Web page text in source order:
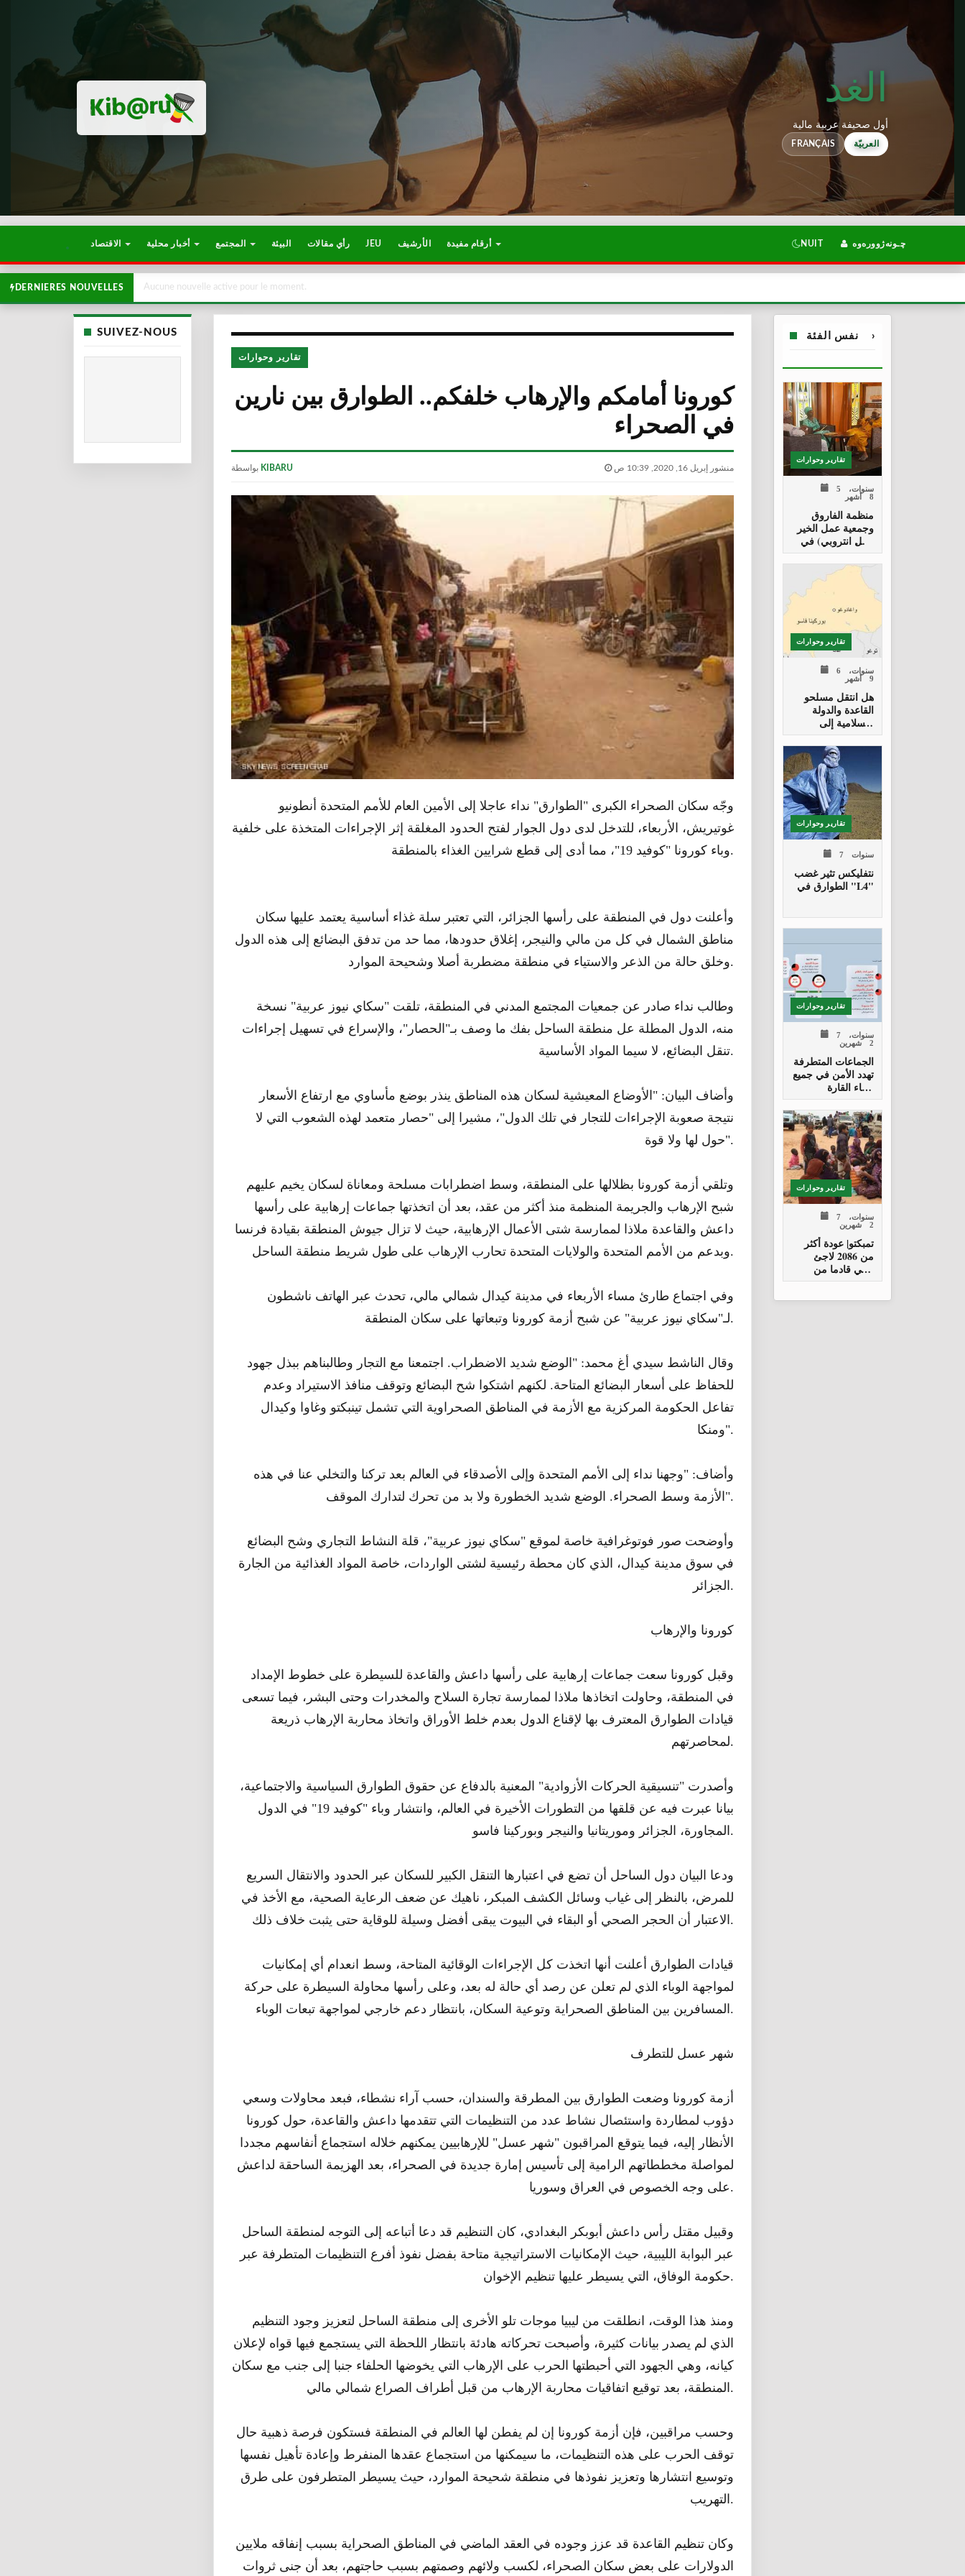
الغد
أول صحيفة عربية مالية
FRANÇAIS العربيّة
البيئة رأي مقالات JEU الأرشيف NUIT چـونەژوورەوە
DERNIERES NOUVELLES Aucune nouvelle active pour le moment.
SUIVEZ-NOUS
تقارير وحوارات
كورونا أمامكم والإرهاب خلفكم.. الطوارق بين نارين
في الصحراء
KIBARU منشور إبريل 16, 2020, 10:39 ص
وجّه سكان الصحراء الكبرى "الطوارق" نداء عاجلا إلى الأمين العام للأمم المتحدة أنطونيو
غوتيريش، الأربعاء، للتدخل لدى دول الجوار لفتح الحدود المغلقة إثر الإجراءات المتخذة على خلفية
وباء كورونا "كوفيد 19"، مما أدى إلى قطع شرايين الغذاء بالمنطقة.
وأعلنت دول في المنطقة على رأسها الجزائر، التي تعتبر سلة غذاء أساسية يعتمد عليها سكان
مناطق الشمال في كل من مالي والنيجر، إغلاق حدودها، مما حد من تدفق البضائع إلى هذه الدول
وخلق حالة من الذعر والاستياء في منطقة مضطربة أصلا وشحيحة الموارد.
وطالب نداء صادر عن جمعيات المجتمع المدني في المنطقة، تلقت "سكاي نيوز عربية" نسخة
منه، الدول المطلة عل منطقة الساحل بفك ما وصف بـ"الحصار"، والإسراع في تسهيل إجراءات
تنقل البضائع، لا سيما المواد الأساسية.
وأضاف البيان: "الأوضاع المعيشية لسكان هذه المناطق ينذر بوضع مأساوي مع ارتفاع الأسعار
نتيجة صعوبة الإجراءات للتجار في تلك الدول"، مشيرا إلى "حصار متعمد لهذه الشعوب التي لا
حول لها ولا قوة".
وتلقي أزمة كورونا بظلالها على المنطقة، وسط اضطرابات مسلحة ومعاناة لسكان يخيم عليهم
شبح الإرهاب والجريمة المنظمة منذ أكثر من عقد، بعد أن اتخذتها جماعات إرهابية على رأسها
داعش والقاعدة ملاذا لممارسة شتى الأعمال الإرهابية، حيث لا تزال جيوش المنطقة بقيادة فرنسا
وبدعم من الأمم المتحدة والولايات المتحدة تحارب الإرهاب على طول شريط منطقة الساحل.
وفي اجتماع طارئ مساء الأربعاء في مدينة كيدال شمالي مالي، تحدث عبر الهاتف ناشطون
لـ"سكاي نيوز عربية" عن شبح أزمة كورونا وتبعاتها على سكان المنطقة.
وقال الناشط سيدي أغ محمد: "الوضع شديد الاضطراب. اجتمعنا مع التجار وطالبناهم ببذل جهود
للحفاظ على أسعار البضائع المتاحة. لكنهم اشتكوا شح البضائع وتوقف منافذ الاستيراد وعدم
تفاعل الحكومة المركزية مع الأزمة في المناطق الصحراوية التي تشمل تينبكتو وغاوا وكيدال
ومنكا".
وأضاف: "وجهنا نداء إلى الأمم المتحدة وإلى الأصدقاء في العالم بعد تركنا والتخلي عنا في هذه
الأزمة وسط الصحراء. الوضع شديد الخطورة ولا بد من تحرك لتدارك الموقف".
وأوضحت صور فوتوغرافية خاصة لموقع "سكاي نيوز عربية"، قلة النشاط التجاري وشح البضائع
في سوق مدينة كيدال، الذي كان محطة رئيسية لشتى الواردات، خاصة المواد الغذائية من الجارة
الجزائر.
كورونا والإرهاب
وقبل كورونا سعت جماعات إرهابية على رأسها داعش والقاعدة للسيطرة على خطوط الإمداد
في المنطقة، وحاولت اتخاذها ملاذا لممارسة تجارة السلاح والمخدرات وحتى البشر، فيما تسعى
قيادات الطوارق المعترف بها لإقناع الدول بعدم خلط الأوراق واتخاذ محاربة الإرهاب ذريعة
لمحاصرتهم.
وأصدرت "تنسيقية الحركات الأزوادية" المعنية بالدفاع عن حقوق الطوارق السياسية والاجتماعية،
بيانا عبرت فيه عن قلقها من التطورات الأخيرة في العالم، وانتشار وباء "كوفيد 19" في الدول
المجاورة، الجزائر وموريتانيا والنيجر وبوركينا فاسو.
ودعا البيان دول الساحل أن تضع في اعتبارها التنقل الكبير للسكان عبر الحدود والانتقال السريع
للمرض، بالنظر إلى غياب وسائل الكشف المبكر، ناهيك عن ضعف الرعاية الصحية، مع الأخذ في
الاعتبار أن الحجر الصحي أو البقاء في البيوت يبقى أفضل وسيلة للوقاية حتى يثبت خلاف ذلك.
قيادات الطوارق أعلنت أنها اتخذت كل الإجراءات الوقائية المتاحة، وسط انعدام أي إمكانيات
لمواجهة الوباء الذي لم تعلن عن رصد أي حالة له بعد، وعلى رأسها محاولة السيطرة على حركة
المسافرين بين المناطق الصحراية وتوعية السكان، بانتظار دعم خارجي لمواجهة تبعات الوباء.
شهر عسل للتطرف
أزمة كورونا وضعت الطوارق بين المطرقة والسندان، حسب آراء نشطاء، فبعد محاولات وسعي
دؤوب لمطاردة واستئصال نشاط عدد من التنظيمات التي تتقدمها داعش والقاعدة، حول كورونا
الأنظار إليه، فيما يتوقع المراقبون "شهر عسل" للإرهابيين يمكنهم خلاله استجماع أنفاسهم مجددا
لمواصلة مخططاتهم الرامية إلى تأسيس إمارة جديدة في الصحراء، بعد الهزيمة الساحقة لداعش
على وجه الخصوص في العراق وسوريا.
وقبيل مقتل رأس داعش أبوبكر البغدادي، كان التنظيم قد دعا أتباعه إلى التوجه لمنطقة الساحل
عبر البوابة الليبية، حيث الإمكانيات الاستراتيجية متاحة بفضل نفوذ أفرع التنظيمات المتطرفة عبر
حكومة الوفاق، التي يسيطر عليها تنظيم الإخوان.
ومنذ هذا الوقت، انطلقت من ليبيا موجات تلو الأخرى إلى منطقة الساحل لتعزيز وجود التنظيم
الذي لم يصدر بيانات كثيرة، وأصبحت تحركاته هادئة بانتظار اللحظة التي يستجمع فيها قواه لإعلان
كيانه، وهي الجهود التي أحبطتها الحرب على الإرهاب التي يخوضها الحلفاء جنبا إلى جنب مع سكان
المنطقة، بعد توقيع اتفاقيات محاربة الإرهاب من قبل أطراف الصراع شمالي مالي.
وحسب مراقبين، فإن أزمة كورونا إن لم يفطن لها العالم في المنطقة فستكون فرصة ذهبية حال
توقف الحرب على هذه التنظيمات، ما سيمكنها من استجماع عقدها المنفرط وإعادة تأهيل نفسها
وتوسيع انتشارها وتعزيز نفوذها في منطقة شحيحة الموارد، حيث يسيطر المتطرفون على طرق
التهريب.
وكان تنظيم القاعدة قد عزز وجوده في العقد الماضي في المناطق الصحراية بسبب إنفاقه ملايين
الدولارات على بعض سكان الصحراء، لكسب ولائهم وصمتهم بسبب حاجتهم، بعد أن جنى ثروات
نفس الفئة ›
تقارير وحوارات
5 سنوات،
8 أشهر
منظمة الفاروق
وجمعية عمل الخير
(فيل انتروبي) في
لقاء تلفيزوني
تقارير وحوارات
6 سنوات،
9 أشهر
هل انتقل مسلحو
القاعدة والدولة
الإسلامية إلى
بوركينا فاسو؟
تقارير وحوارات
7 سنوات
نتفليكس تثير غضب
الطوارق في "L4"
تقارير وحوارات
7 سنوات،
2 شهرين
‬أنحاء‭ ‬القارة
السمراء
تقارير وحوارات
7 سنوات،
2 شهرين
تمبكتو| عودة أكثر
من 2086 لاجئ
مالي قادما من
موريتانيا